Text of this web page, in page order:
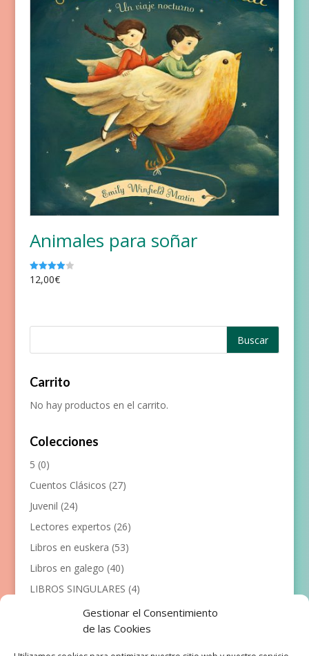
Gestionar el Consentimiento
de las Cookies
Animales para soñar
Valorado
con
12,00€
Carrito
No hay productos en el carrito.
Colecciones
5 (0)
Cuentos Clásicos (27)
Juvenil (24)
Lectores expertos (26)
Libros en euskera (53)
Libros en galego (40)
LIBROS SINGULARES (4)
Llibres en català (117)
Manualidades (53)
Primeros lectores
(101)